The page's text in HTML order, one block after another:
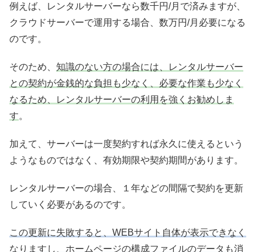
例えば、レンタルサーバーなら数千円/月で済みますが、
クラウドサーバーで運用する場合、数万円/月必要になる
のです。
そのため、知識のない方の場合には、レンタルサーバー
との契約が金銭的な負担も少なく、必要な作業も少なく
なるため、レンタルサーバーの利用を強くお勧めしま
す。
加えて、サーバーは一度契約すれば永久に使えるという
ようなものではなく、有効期限や契約期間があります。
レンタルサーバーの場合、１年などの間隔で契約を更新
していく必要があるのです。
この更新に失敗すると、WEBサイト自体が表示できなく
なりますし、ホームページの構成ファイルのデータも消